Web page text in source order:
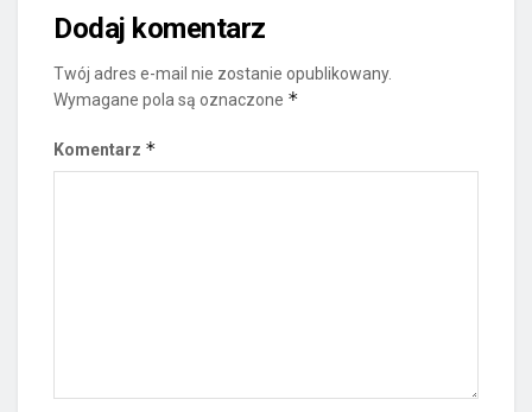
Dodaj komentarz
Twój adres e-mail nie zostanie opublikowany.
Wymagane pola są oznaczone *
Komentarz *